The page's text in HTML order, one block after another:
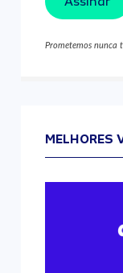
Prometemos nunca
MELHORES